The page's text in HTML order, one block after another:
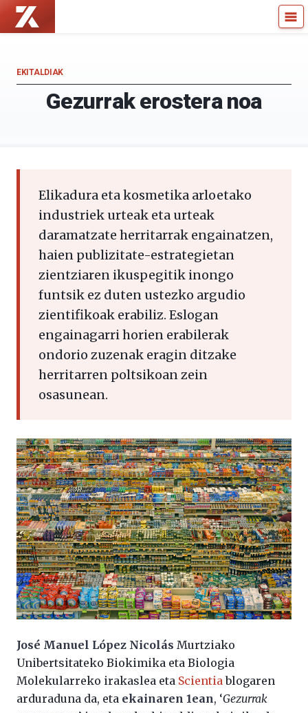
Zientzia
Kultura
Kultura
Gezurrak erostera noa
EKITALDIAK
Elikadura eta kosmetika arloetako
industriek urteak eta urteak
daramatzate herritarrak engainatzen,
haien publizitate-estrategietan
zientziaren ikuspegitik inongo
funtsik ez duten ustezko argudio
zientifikoak erabiliz. Eslogan
engainagarri horien erabilerak
ondorio zuzenak eragin ditzake
herritarren poltsikoan zein
osasunean.
José Manuel López Nicolás Murtziako
Unibertsitateko Biokimika eta Biologia
Molekularreko irakaslea eta Scientiablogaren
arduraduna da, eta ekainaren 1ean, ‘Gezurrak